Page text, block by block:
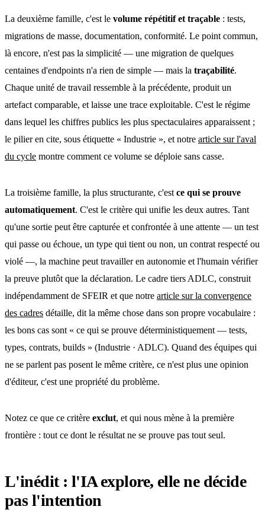
La deuxième famille, c'est le volume répétitif et traçable : tests,
migrations de masse, documentation, conformité. Le point commun,
là encore, n'est pas la simplicité — une migration de quelques
centaines d'endpoints n'a rien de simple — mais la traçabilité.
Chaque unité de travail ressemble à la précédente, produit un
artefact comparable, et laisse une trace exploitable. C'est le régime
dans lequel les chiffres publics les plus spectaculaires apparaissent ;
le pilier en cite, sous étiquette « Industrie », et notre article sur l'aval
du cycle montre comment ce volume se déploie sans casse.
La troisième famille, la plus structurante, c'est ce qui se prouve
automatiquement. C'est le critère qui unifie les deux autres. Tant
qu'une sortie peut être capturée et confrontée à une attente — un test
qui passe ou échoue, un type qui tient ou non, un contrat respecté ou
violé —, la machine peut travailler en autonomie et l'humain vérifier
la preuve plutôt que la déclaration. Le cadre tiers ADLC, construit
indépendamment de SFEIR et que notre article sur la convergence
des cadres détaille, dit la même chose dans son propre vocabulaire :
les bons cas sont « ce qui se prouve déterministiquement — tests,
types, contrats, builds » (Industrie · ADLC). Quand des équipes qui
ne se parlent pas posent le même critère, ce n'est plus une opinion
d'éditeur, c'est une propriété du problème.
Notez ce que ce critère exclut, et qui nous mène à la première
frontière : tout ce dont le résultat ne se prouve pas tout seul.
L'inédit : l'IA explore, elle ne décide
pas l'intention